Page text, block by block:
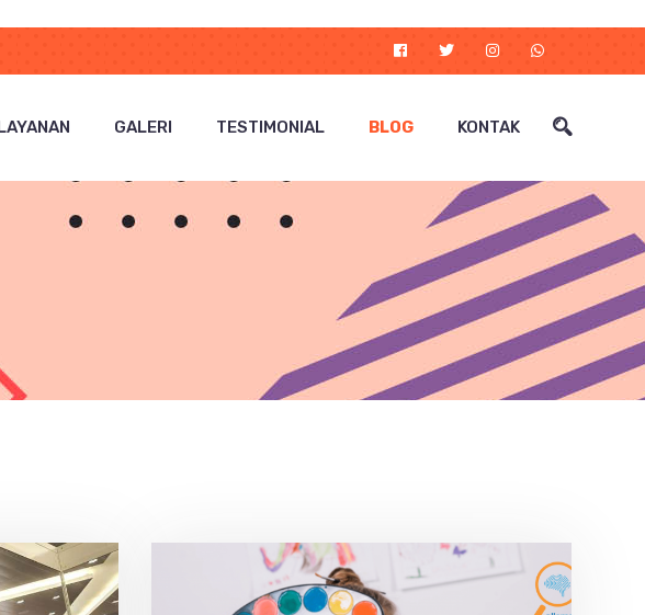
GALERI TESTIMONIAL BLOG KONTAK